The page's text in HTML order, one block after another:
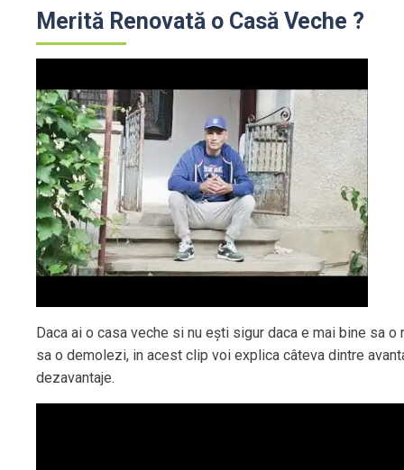
Merită Renovată o Casă Veche ?
Daca ai o casa veche si nu ești sigur daca e mai bine sa o
sa o demolezi, in acest clip voi explica câteva dintre
dezavantaje.